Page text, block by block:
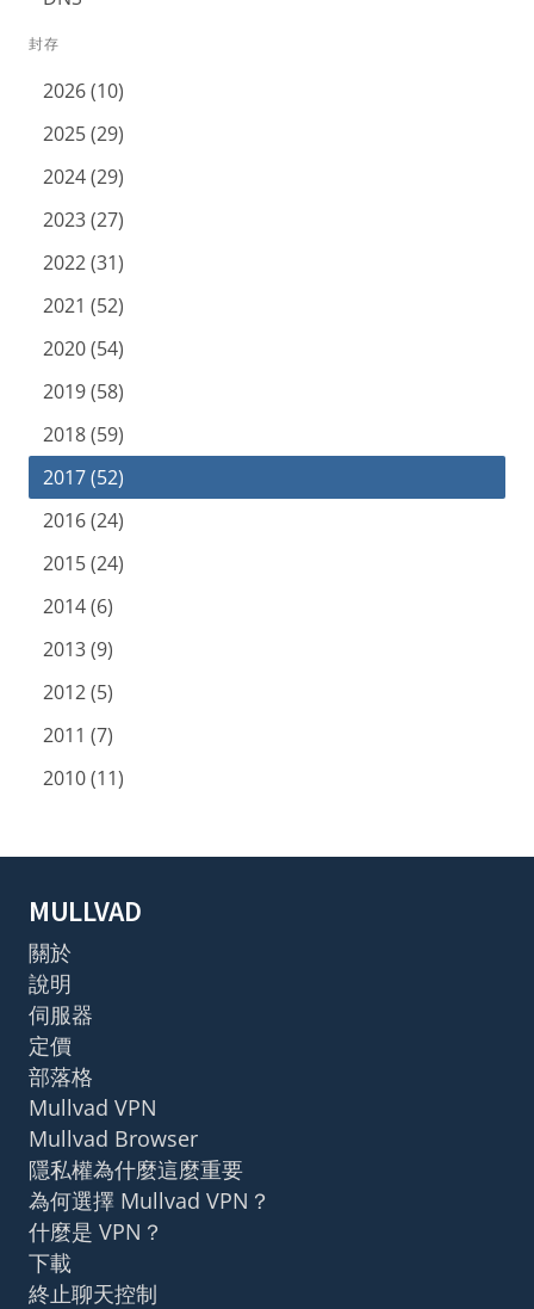
封存
2026 (10)
2025 (29)
2024 (29)
2023 (27)
2022 (31)
2021 (52)
2020 (54)
2019 (58)
2018 (59)
2017 (52)
2016 (24)
2015 (24)
2014 (6)
2013 (9)
2012 (5)
2011 (7)
2010 (11)
MULLVAD
關於
說明
伺服器
定價
部落格
Mullvad VPN
Mullvad Browser
隱私權為什麼這麼重要
為何選擇 Mullvad VPN？
什麼是 VPN？
下載
終止聊天控制